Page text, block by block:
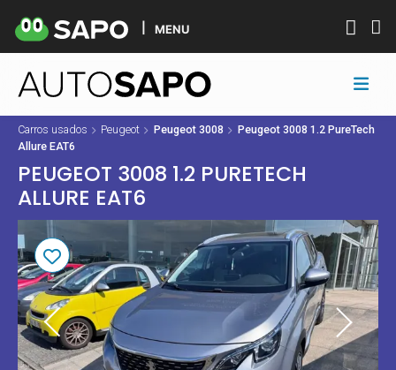
MENU
Carros usados Peugeot Peugeot 3008
Peugeot 3008 1.2 PureTech
Allure EAT6
PEUGEOT 3008 1.2 PURETECH
ALLURE EAT6